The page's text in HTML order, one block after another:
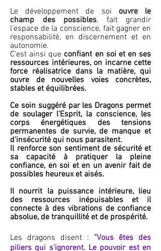
Le développement de soi ouvre le
champ des possibles, fait grandir
l’espace de la conscience, fait gagner en
responsabilité, en discernement et en
autonomie.
C'est ainsi que confiant en soi et en ses
ressources intérieures, on incarne cette
force réalisatrice dans la matière, qui
ouvre de nouvelles voies concrètes,
stables et équilibrées.
Ce soin suggéré par les Dragons permet
de soulager l’Esprit, la conscience, les
corps énergétiques des tensions
permanentes de survie, de manque et
d'insécurité qui nous parasitent.
Il renforce son sentiment de sécurité et
sa capacité à pratiquer la pleine
confiance, en soi et en un avenir fait de
possibles heureux et aisés.
Il nourrit la puissance intérieure, lieu
des ressources inépuisables et il
connecte à des vibrations de confiance
absolue, de tranquillité et de prospérité.
Les dragons disent : "Vous êtes des
piliers qui s'ignorent. Le pouvoir est en